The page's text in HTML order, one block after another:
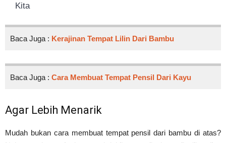
Kita
Baca Juga : Kerajinan Tempat Lilin Dari Bambu
Baca Juga : Cara Membuat Tempat Pensil Dari Kayu
Agar Lebih Menarik
Mudah bukan cara membuat tempat pensil dari bambu di atas?